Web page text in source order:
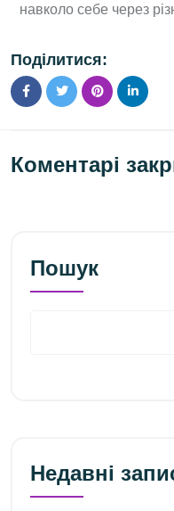
навколо себе через
Поділитися:
Коментарі
Пошук
Недавні